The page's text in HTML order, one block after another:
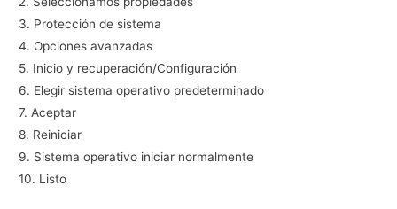
3. Protección de sistema
4. Opciones avanzadas
5. Inicio y recuperación/Configuración
6. Elegir sistema operativo predeterminado
7. Aceptar
8. Reiniciar
9. Sistema operativo iniciar normalmente
10. Listo